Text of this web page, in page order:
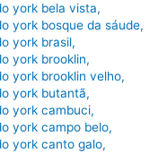
york bela vista,
york bosque da sáude,
york brasil,
york brooklin,
york brooklin velho,
york butantã,
york cambuci,
york campo belo,
york canto galo,